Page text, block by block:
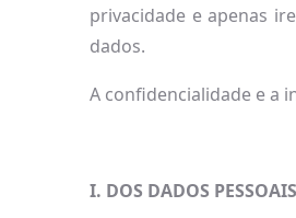
privacidade e apenas
dados.
A confidencialidade e a
I. DOS DADOS PESSOAIS